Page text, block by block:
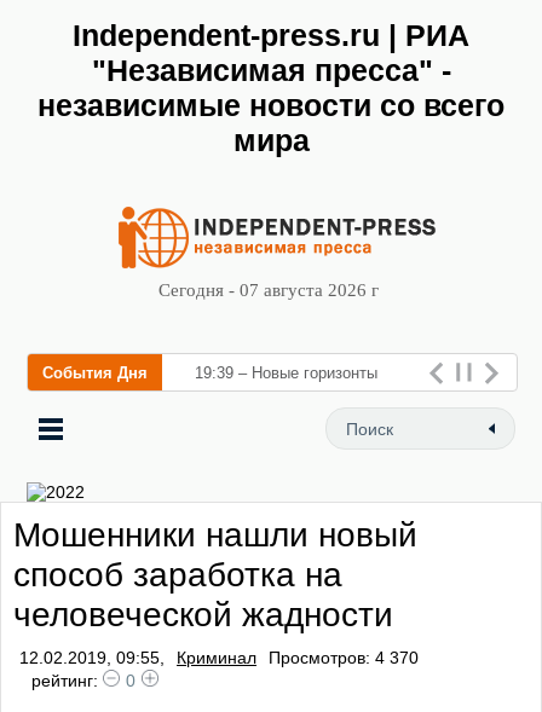
Independent-press.ru | РИА
"Независимая пресса" -
независимые новости со всего
мира
Сегодня - 07 августа 2026 г
События Дня 19:39 – Новые горизонты
флебологии: в Москве
открылся «Городской центр
Мошенники нашли новый
способ заработка на
человеческой жадности
12.02.2019, 09:55, Криминал
Просмотров: 4 370
рейтинг:
0